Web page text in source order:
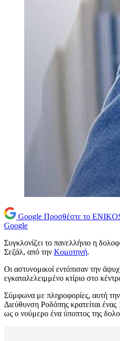
Google Προσθέστε το
Google
Συγκλονίζει το πανελλήνιο η
Σεζάλ, από την Κομοτηνή.
Οι αστυνομικοί εντόπισαν την
εγκαταλελειμμένο κτίριο στο
Σύμφωνα με πληροφορίες, αυτή
Διεύθυνση Ροδόπης κρατείται ένας
ως ο νούμερο ένα ύποπτος της